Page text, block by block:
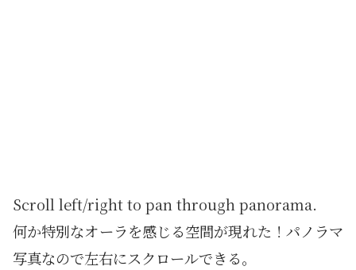
Scroll left/right to pan through panorama.
何か特別なオーラを感じる空間が現れた！パノラマ
写真なので左右にスクロールできる。